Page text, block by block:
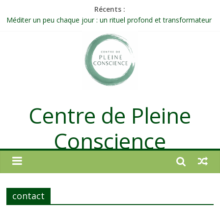
Récents :
Méditer un peu chaque jour : un rituel profond et transformateur
Célébrer la Vie jusque dans les petites actions
Quand on n’arrive plus à agir : et si ce n’était pas un manque de
Une attention consciente d’elle-même, non dirigée par le mental
Centre de Pleine
Conscience
contact